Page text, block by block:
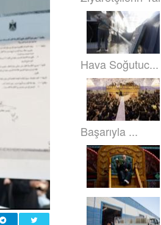
Hava Soğutuc...
Başarıyla ...